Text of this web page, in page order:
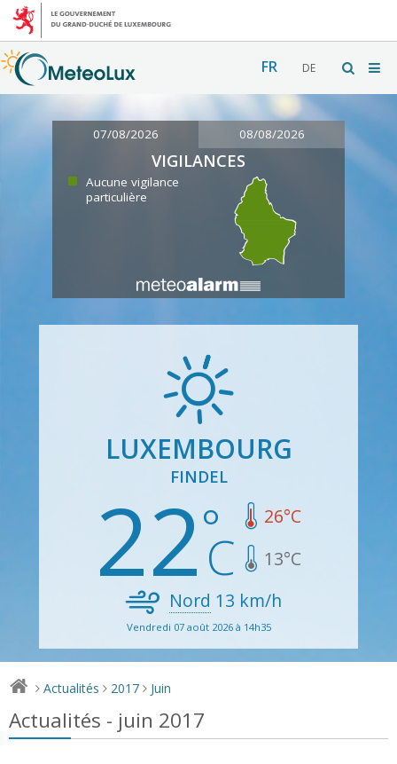
FR DE
07/08/2026 08/08/2026
VIGILANCES
Aucune vigilance
particulière
LUXEMBOURG
FINDEL
22 26°C
13°C
Nord 13 km/h
Vendredi 07 août 2026 à 14h35
> Actualités > 2017 > Juin
Actualités - juin 2017